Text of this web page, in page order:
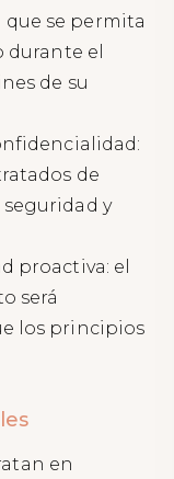
se permita
durante el
de su
de
y
proactiva: el
será
los principios
en